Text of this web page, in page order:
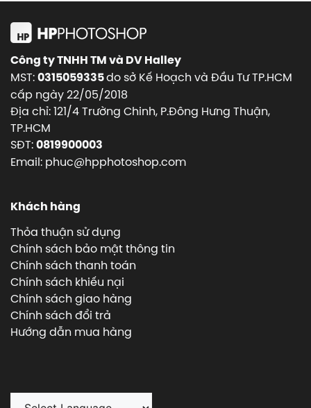
Công ty TNHH TM và DV Halley
MST:0315059335do sở Kế Hoạch và Đầu Tư TP.HCM
cấp ngày 22/05/2018
Địa chỉ: 121/4 Trường Chinh, P.Đông Hưng Thuận,
TP.HCM
SĐT:0819900003
Email: phuc@hpphotoshop.com
Khách hàng
Thỏa thuận sử dụng
Chính sách bảo mật thông tin
Chính sách thanh toán
Chính sách khiếu nại
Chính sách giao hàng
Chính sách đổi trả
Hướng dẫn mua hàng